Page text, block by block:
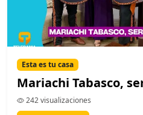
Esta es tu casa
Mariachi Tabasco,
242 visualizaciones